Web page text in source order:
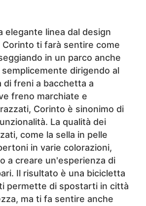
elegante linea dal design
Corinto ti farà sentire come
in un parco anche
dirigendo al
di freni a bacchetta a
freno marchiate e
Corinto è sinonimo di
La qualità dei
come la sella in pelle
in varie colorazioni,
a creare un'esperienza di
Il risultato è una bicicletta
permette di spostarti in città
ma ti fa sentire anche